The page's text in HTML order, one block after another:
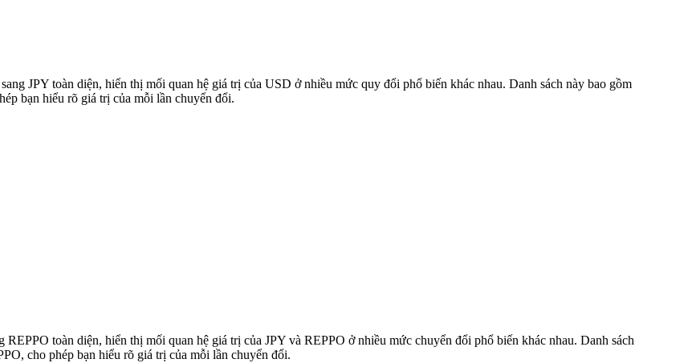
JPY toàn diện, hiển thị mối quan hệ giá trị của USD ở nhiều mức quy đổi phổ biến khác nhau. Danh sách này bao gồm
bạn hiểu rõ giá trị của mỗi lần chuyển đổi.
toàn diện, hiển thị mối quan hệ giá trị của JPY và REPPO ở nhiều mức chuyển đổi phổ biến khác nhau. Danh sách
cho phép bạn hiểu rõ giá trị của mỗi lần chuyển đổi.